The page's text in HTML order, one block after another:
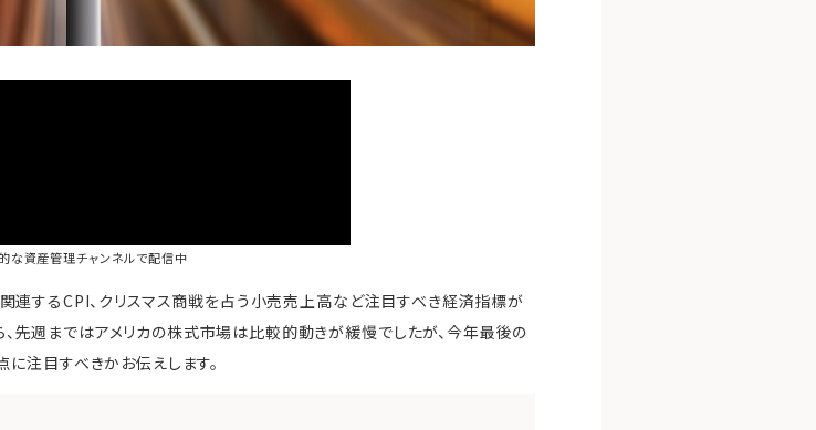
な資産管理チャンネルで配信中
連するCPI、クリスマス商戦を占う小売売上高など注目すべき経済指標が
先週まではアメリカの株式市場は比較的動きが緩慢でしたが、今年最後の
に注目すべきかお伝えします。